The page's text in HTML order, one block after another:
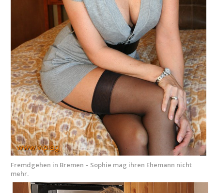
Fremdgehen in Bremen – Sophie mag ihren Ehemann nicht
mehr.